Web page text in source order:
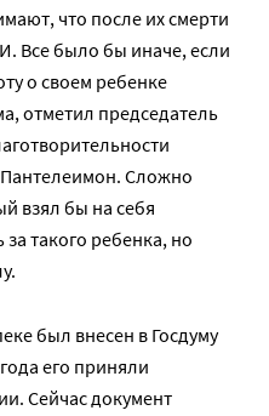
что после их смерти
Все было бы иначе, если
о своем ребенке
отметил председатель
Сложно
взял бы на себя
такого ребенка, но
был внесен в Госдуму
его приняли
Сейчас документ